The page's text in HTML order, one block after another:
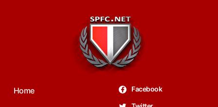
Home Facebook